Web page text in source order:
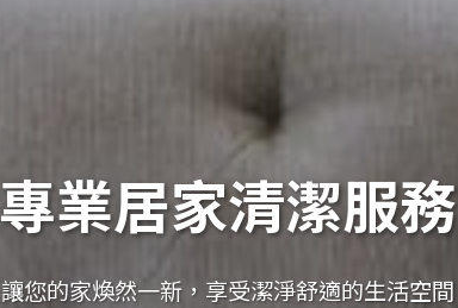
專業居家清潔服務
讓您的家煥然一新，享受潔淨舒適的生活空間